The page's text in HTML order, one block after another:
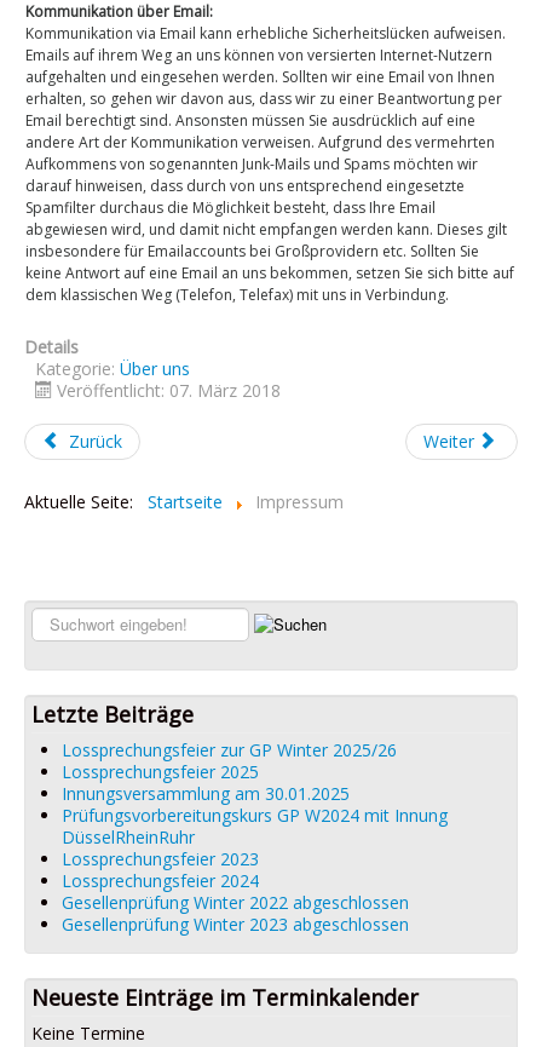
Kommunikation über Email:
Kommunikation via Email kann erhebliche Sicherheitslücken aufweisen.
Emails auf ihrem Weg an uns können von versierten Internet-Nutzern
aufgehalten und eingesehen werden. Sollten wir eine Email von Ihnen
erhalten, so gehen wir davon aus, dass wir zu einer Beantwortung per
Email berechtigt sind. Ansonsten müssen Sie ausdrücklich auf eine
andere Art der Kommunikation verweisen. Aufgrund des vermehrten
Aufkommens von sogenannten Junk-Mails und Spams möchten wir
darauf hinweisen, dass durch von uns entsprechend eingesetzte
Spamfilter durchaus die Möglichkeit besteht, dass Ihre Email
abgewiesen wird, und damit nicht empfangen werden kann. Dieses gilt
insbesondere für Emailaccounts bei Großprovidern etc. Sollten Sie
keine Antwort auf eine Email an uns bekommen, setzen Sie sich bitte auf
dem klassischen Weg (Telefon, Telefax) mit uns in Verbindung.
Details
Kategorie: Über uns
Veröffentlicht: 07. März 2018
Zurück Weiter
Aktuelle Seite: Startseite Impressum
Suchen...
Letzte Beiträge
Lossprechungsfeier zur GP Winter 2025/26
Lossprechungsfeier 2025
Innungsversammlung am 30.01.2025
Prüfungsvorbereitungskurs GP W2024 mit Innung
DüsselRheinRuhr
Lossprechungsfeier 2023
Lossprechungsfeier 2024
Gesellenprüfung Winter 2022 abgeschlossen
Gesellenprüfung Winter 2023 abgeschlossen
Neueste Einträge im Terminkalender
Keine Termine